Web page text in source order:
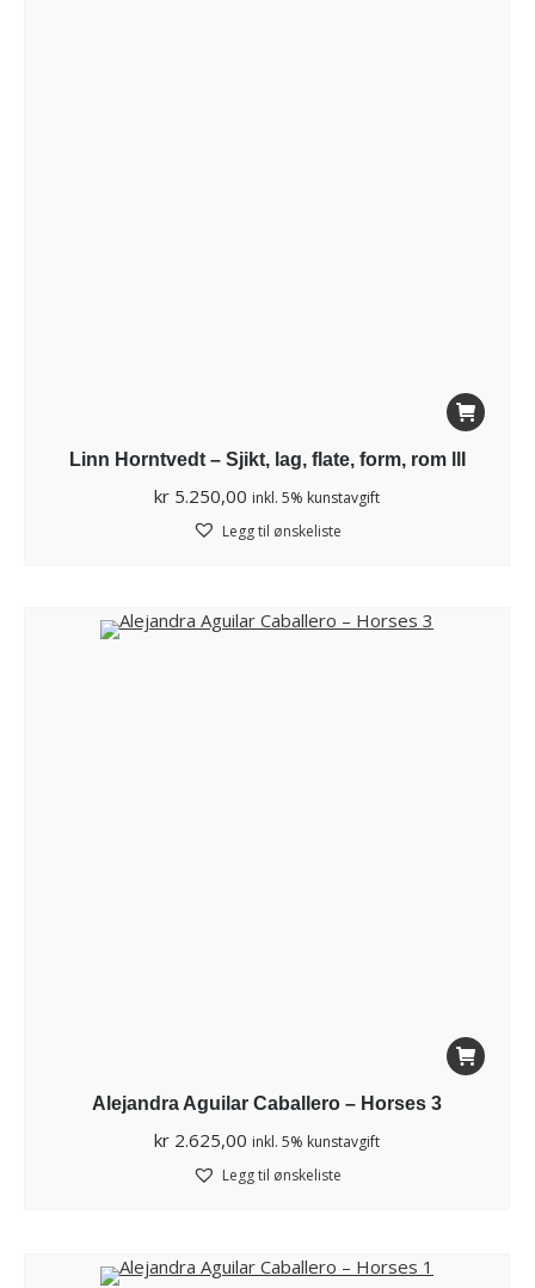
Linn Horntvedt – Sjikt, lag, flate, form, rom llI
kr 5.250,00 inkl. 5% kunstavgift
Legg til ønskeliste
Alejandra Aguilar Caballero – Horses 3
kr 2.625,00 inkl. 5% kunstavgift
Legg til ønskeliste